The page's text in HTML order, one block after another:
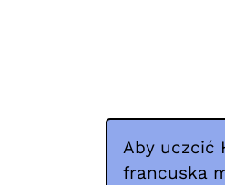
Aby uczcić
francuska